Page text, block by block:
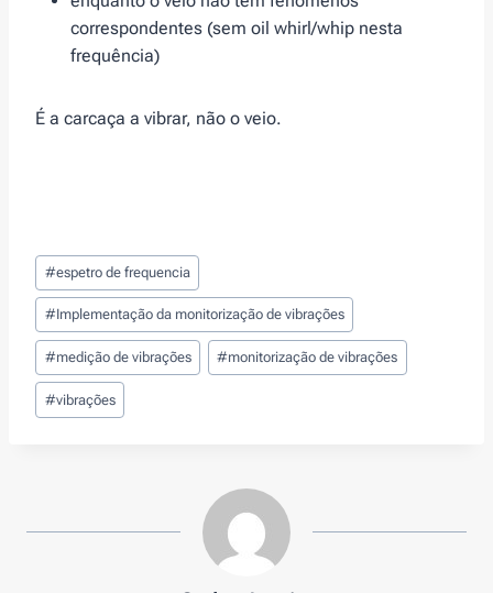
correspondentes (sem oil whirl/whip nesta
frequência)
É a carcaça a vibrar, não o veio.
Post
Tags:
#espetro de frequencia
#Implementação da monitorização de vibrações
#medição de vibrações #monitorização de vibrações
#vibrações